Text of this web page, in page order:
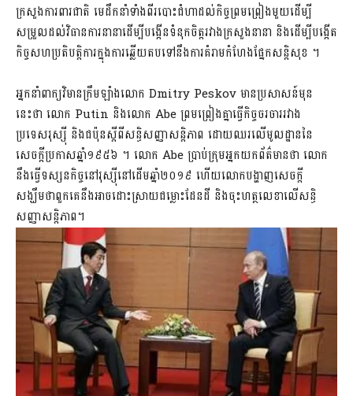
ក្រសួងការពារជាតិ មេដឹកនាំទាំងពីរបោះជំហាដល់កិច្ចព្រមព្រៀងមួយដើម្បី
សម្រួលដល់វិធានការនានាដើម្បីបង្កើនទំនុកចិត្តរវាងក្រសួងនានា និងដើម្បីបង្កើត
កិច្ចសហប្រតិបត្តិការក្នុងការឆ្លើយតបទៅនឹងការគំរាមកំហែងផ្នែកសន្តិសុខ ។
អ្នកនាំពាក្យវិមានក្រឹមឡាំងលោក Dmitry Peskov មានប្រសាសន៍មុន
នេះថា លោក Putin និងលោក Abe ព្រមព្រៀងគ្នាធ្វើកិច្ចចរចាររវាង
ប្រទេសរុស្ស៊ី និងជប៉ុនស្តីពីសន្ធិសញ្ញាសន្តិភាព ដោយឈរលើមូលដ្ឋាននៃ
សេចក្តីប្រកាសឆ្នាំ១៩៥៦ ។ លោក Abe ប្រាប់ក្រុមអ្នកយកព័ត៌មានថា លោក
នឹងធ្វើទស្សនកិច្ចនៅរុស្ស៊ីនៅដើមឆ្នាំ២០១៩ ហើយលោកបង្ហាញសេចក្តី
សង្ឃឹមថាពួកគេនឹងអាចដោះស្រាយជម្លោះដែនដី និងចុះហត្ថលេខាលើសន្ធិ
សញ្ញាសន្តិភាព។